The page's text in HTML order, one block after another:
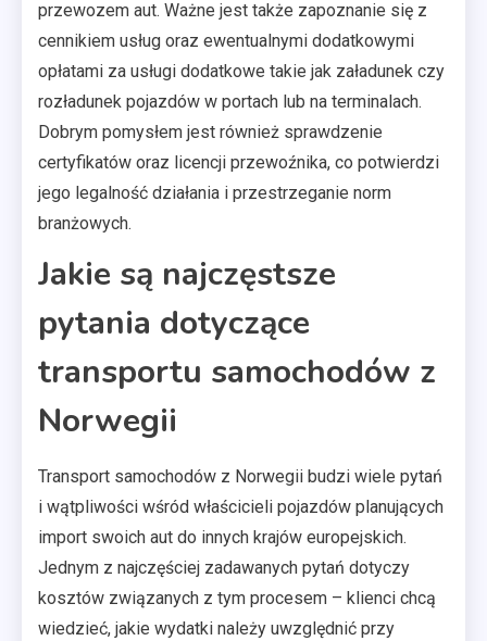
przewozem aut. Ważne jest także zapoznanie się z
cennikiem usług oraz ewentualnymi dodatkowymi
opłatami za usługi dodatkowe takie jak załadunek czy
rozładunek pojazdów w portach lub na terminalach.
Dobrym pomysłem jest również sprawdzenie
certyfikatów oraz licencji przewoźnika, co potwierdzi
jego legalność działania i przestrzeganie norm
branżowych.
Jakie są najczęstsze
pytania dotyczące
transportu samochodów z
Norwegii
Transport samochodów z Norwegii budzi wiele pytań
i wątpliwości wśród właścicieli pojazdów planujących
import swoich aut do innych krajów europejskich.
Jednym z najczęściej zadawanych pytań dotyczy
kosztów związanych z tym procesem – klienci chcą
wiedzieć, jakie wydatki należy uwzględnić przy